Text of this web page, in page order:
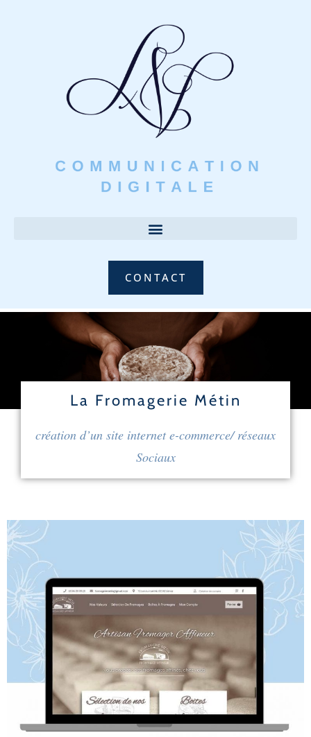
CONTACT
La Fromagerie Métin
création d’un site internet e-commerce/ réseaux
Sociaux